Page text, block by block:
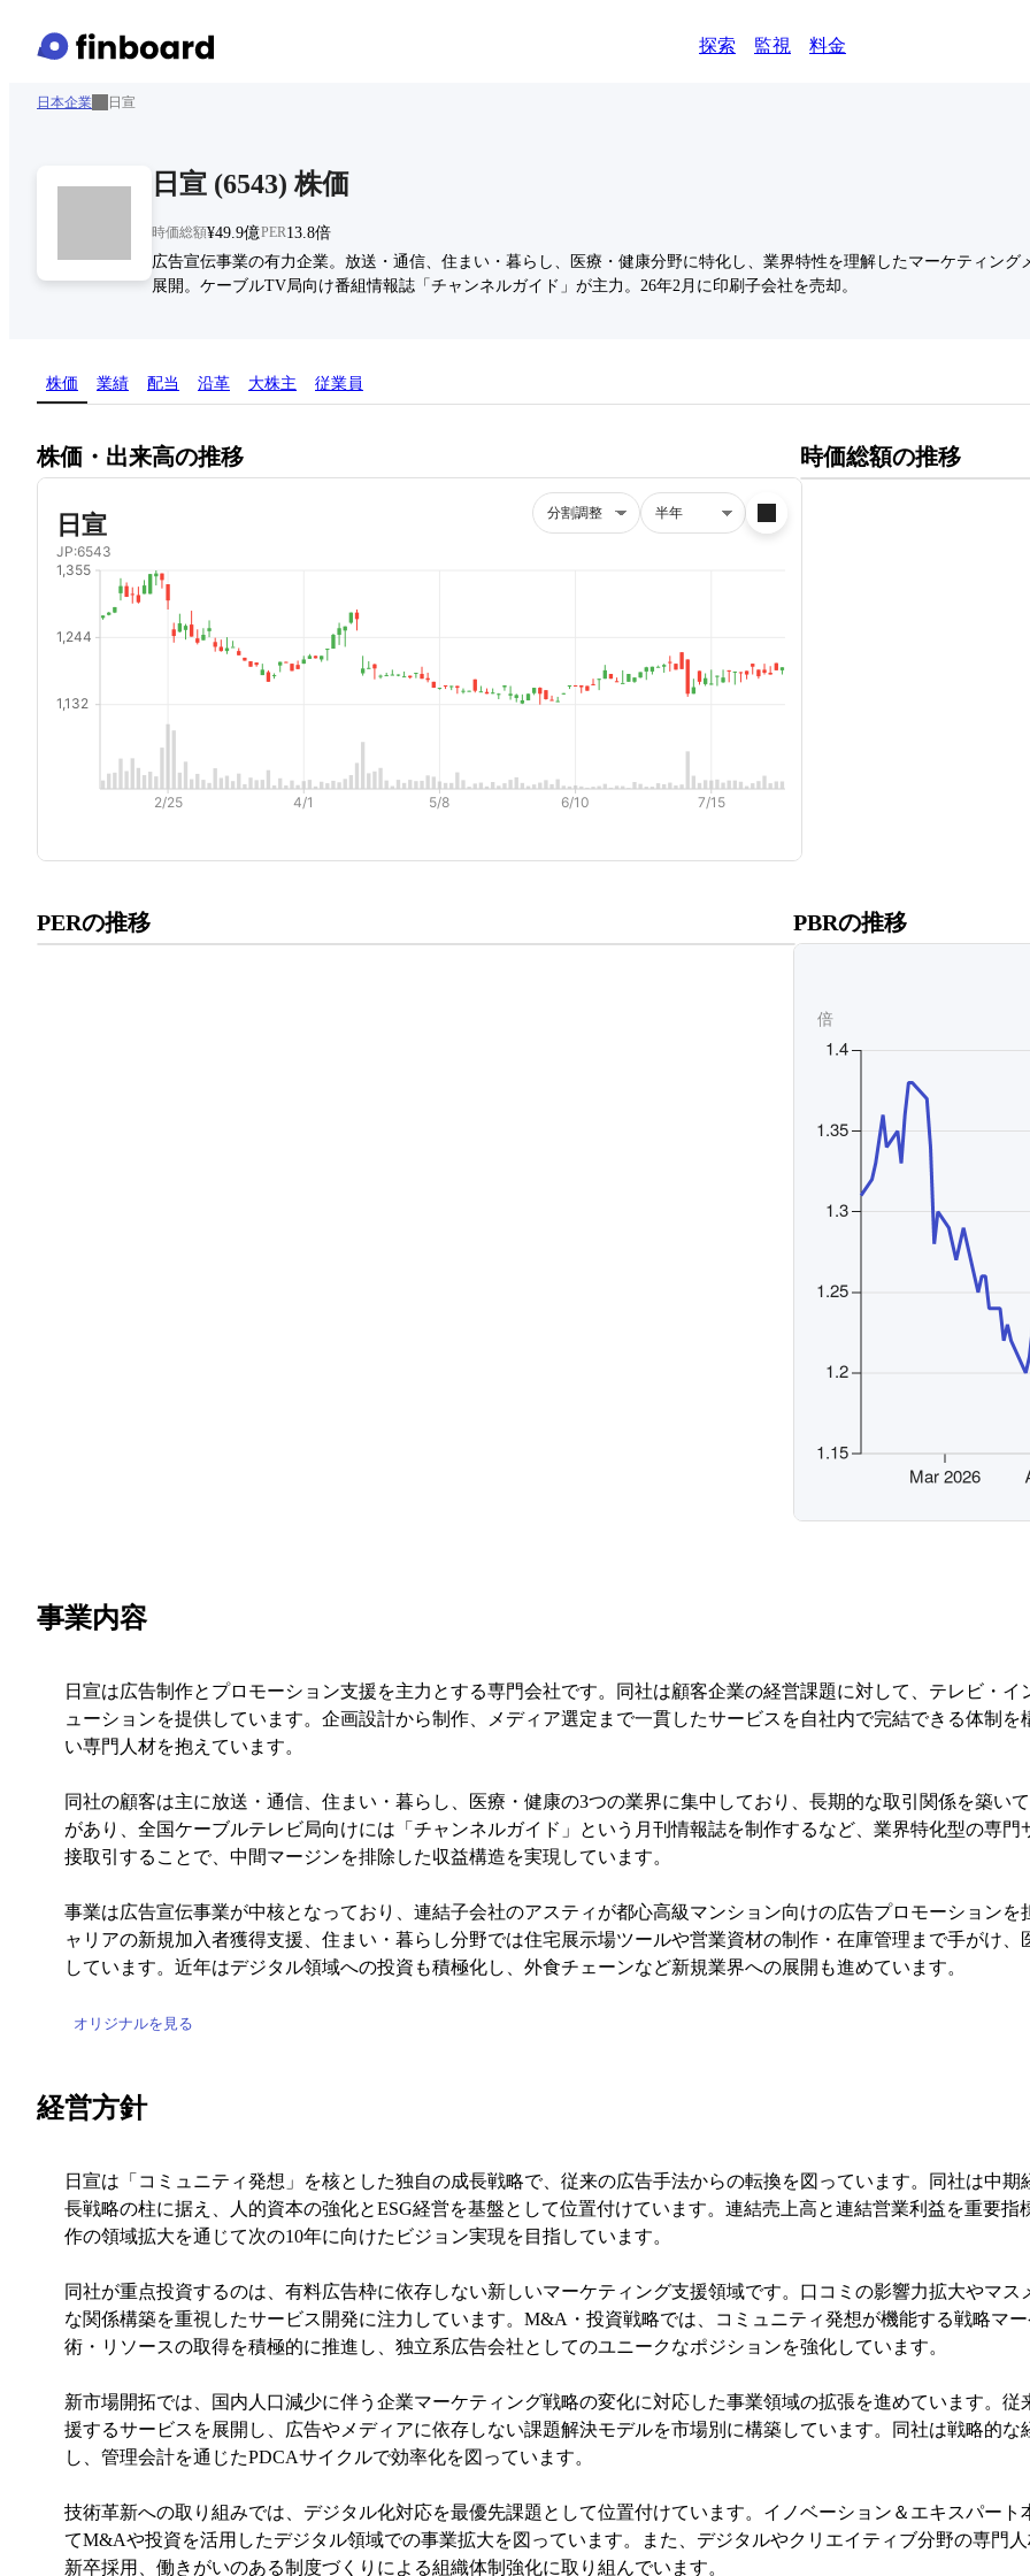
探索 監視 料金
日本企業 日宣
日宣 (6543) 株価
時価総額¥49.9億PER13.8倍
広告宣伝事業の有力企業。放送・通信、住まい・暮らし、医療・健康分野に特化し、業界特性を理解したマーケティング
展開。ケーブルTV局向け番組情報誌「チャンネルガイド」が主力。26年2月に印刷子会社を売却。
株価 業績 配当 沿革 大株主 従業員
株価・出来高の推移 時価総額の推移
PERの推移
PERの推移にアクセスできます。
PBRの推移
事業内容
日宣は広告制作とプロモーション支援を主力とする専門会社です。同社は顧客企業の経営課題に対して、テレビ・
ューションを提供しています。企画設計から制作、メディア選定まで一貫したサービスを自社内で完結できる体制
い専門人材を抱えています。
同社の顧客は主に放送・通信、住まい・暮らし、医療・健康の3つの業界に集中しており、長期的な取引関係を築い
があり、全国ケーブルテレビ局向けには「チャンネルガイド」という月刊情報誌を制作するなど、業界特化型の専
接取引することで、中間マージンを排除した収益構造を実現しています。
事業は広告宣伝事業が中核となっており、連結子会社のアスティが都心高級マンション向けの広告プロモーション
ャリアの新規加入者獲得支援、住まい・暮らし分野では住宅展示場ツールや営業資材の制作・在庫管理まで手がけ
しています。近年はデジタル領域への投資も積極化し、外食チェーンなど新規業界への展開も進めています。
オリジナルを見る
経営方針
日宣は「コミュニティ発想」を核とした独自の成長戦略で、従来の広告手法からの転換を図っています。同社は中
長戦略の柱に据え、人的資本の強化とESG経営を基盤として位置付けています。連結売上高と連結営業利益を重要
作の領域拡大を通じて次の10年に向けたビジョン実現を目指しています。
同社が重点投資するのは、有料広告枠に依存しない新しいマーケティング支援領域です。口コミの影響力拡大やマ
な関係構築を重視したサービス開発に注力しています。M&A・投資戦略では、コミュニティ発想が機能する戦略マ
術・リソースの取得を積極的に推進し、独立系広告会社としてのユニークなポジションを強化しています。
新市場開拓では、国内人口減少に伴う企業マーケティング戦略の変化に対応した事業領域の拡張を進めています。
援するサービスを展開し、広告やメディアに依存しない課題解決モデルを市場別に構築しています。同社は戦略的
し、管理会計を通じたPDCAサイクルで効率化を図っています。
技術革新への取り組みでは、デジタル化対応を最優先課題として位置付けています。イノベーション＆エキスパー
てM&Aや投資を活用したデジタル領域での事業拡大を図っています。また、デジタルやクリエイティブ分野の専門
新卒採用、働きがいのある制度づくりによる組織体制強化に取り組んでいます。